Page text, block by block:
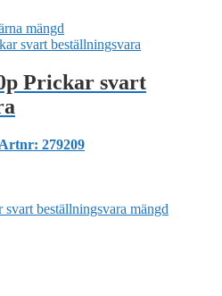
mängd
Prickar svart
Artnr: 279209
beställningsvara mängd